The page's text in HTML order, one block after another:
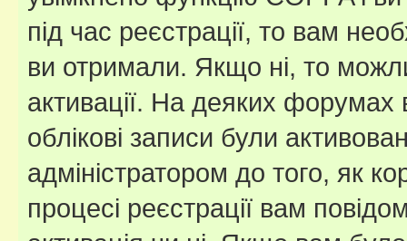
під час реєстрації, то вам
ви отримали. Якщо ні, то
активації. На деяких форумах
облікові записи були
адміністратором до того, як
процесі реєстрації вам